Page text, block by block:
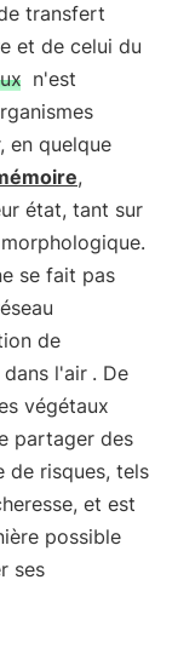
transfert
et de celui du
n'est
en quelque
,
état, tant sur
se fait pas
de
l'air . De
végétaux
partager des
de risques, tels
et est
possible
ses